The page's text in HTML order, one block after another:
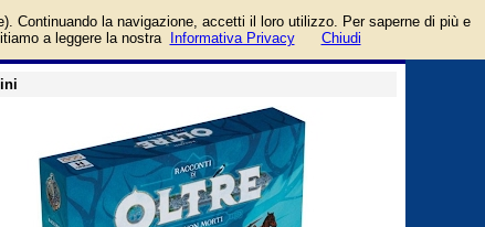
guida
- GOG
Continuando la navigazione, accetti il loro utilizzo. Per saperne di più e
a leggere la nostra
Informativa Privacy Chiudi